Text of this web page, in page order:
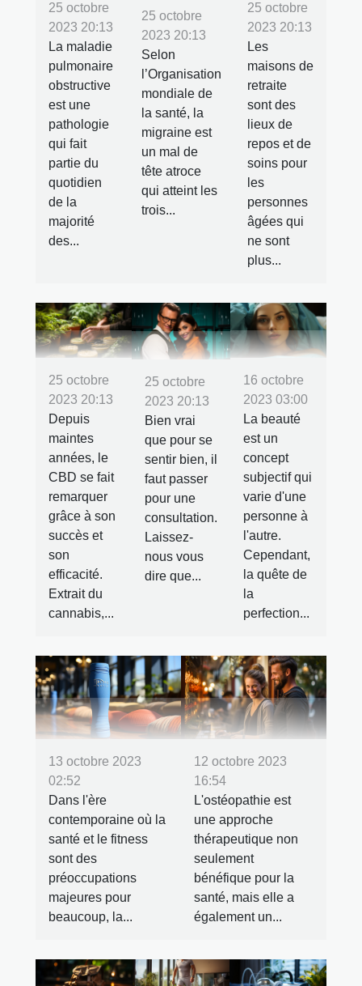
25 octobre
2023 20:13
La maladie
pulmonaire
obstructive
est une
pathologie
qui fait
partie du
quotidien
de la
majorité
des...
25 octobre
2023 20:13
Selon
l’Organisation
mondiale de
la santé, la
migraine est
un mal de
tête atroce
qui atteint les
trois...
25 octobre
2023 20:13
Les
maisons de
retraite
sont des
lieux de
repos et de
soins pour
les
personnes
âgées qui
ne sont
plus...
25 octobre
2023 20:13
Depuis
maintes
années, le
CBD se fait
remarquer
grâce à son
succès et
son
efficacité.
Extrait du
cannabis,...
25 octobre
2023 20:13
Bien vrai
que pour se
sentir bien, il
faut passer
pour une
consultation.
Laissez-
nous vous
dire que...
16 octobre
2023 03:00
La beauté
est un
concept
subjectif qui
varie d'une
personne à
l'autre.
Cependant,
la quête de
la
perfection...
13 octobre 2023
02:52
Dans l'ère
contemporaine où la
santé et le fitness
sont des
préoccupations
majeures pour
beaucoup, la...
12 octobre 2023
16:54
L'ostéopathie est
une approche
thérapeutique non
seulement
bénéfique pour la
santé, mais elle a
également un...